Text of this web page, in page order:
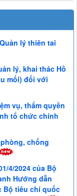
lý thiên tai
lý, khai thác Hồ
mối) đối với
vụ, thẩm quyền
tổ chức chính
chống
4/2024 của Bộ
Hướng dẫn
Bộ tiêu chí quốc